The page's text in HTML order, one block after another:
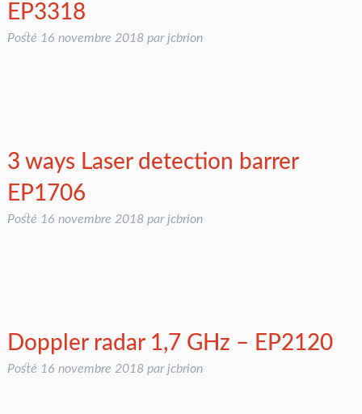
EP3318
Posté 16 novembre 2018 par jcbrion
3 ways Laser detection barrer
EP1706
Posté 16 novembre 2018 par jcbrion
Doppler radar 1,7 GHz – EP2120
Posté 16 novembre 2018 par jcbrion